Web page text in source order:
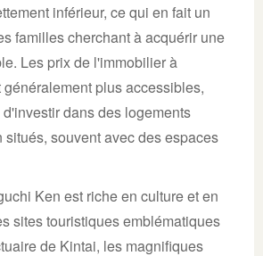
inférieur, ce qui en fait un
familles cherchant à acquérir une
Les prix de l'immobilier à
plus accessibles,
dans des logements
situés, souvent avec des espaces
Ken est riche en culture et en
sites touristiques emblématiques
de Kintai, les magnifiques